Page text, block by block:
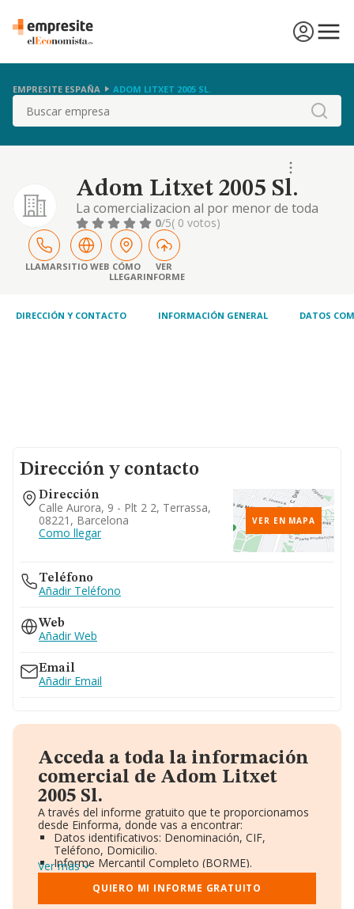
EMPRESITE ESPAÑA ADOM LITXET 2005 SL.
Buscar
Adom Litxet 2005 Sl.
La comercializacion al por menor de toda
clase de prendas para el vestido y tocado, asi
como sus complementos y accesorios
0/5( 0 votos)
LLAMARSITIO WEB CÓMO
LLEGAR
VER
INFORME
DIRECCIÓN Y CONTACTO INFORMACIÓN GENERAL DATOS
Dirección y contacto
Dirección
Calle Aurora, 9 - Plt 2 2, Terrassa,
08221, Barcelona
Como llegar
VER EN MAPA
Teléfono
Añadir Teléfono
Web
Añadir Web
Email
Añadir Email
Acceda a toda la información
comercial de Adom Litxet
2005 Sl.
A través del informe gratuito que te proporcionamos
desde Einforma, donde vas a encontrar:
Datos identificativos: Denominación, CIF,
Teléfono, Domicilio.
Informe Mercantil Completo (BORME).
Gráficos de Evolución Ventas y Empleados.
Consejo de Administración y Administradores.
Directivos y Ejecutivos.
Ver más
QUIERO MI INFORME GRATUITO